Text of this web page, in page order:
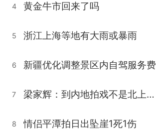
4 黄金牛市回来了吗
5 浙江上海等地有大雨或暴雨
6 新疆优化调整景区内自驾服务费
7 梁家辉：到内地拍戏不是北上是回归
8 情侣平潭拍日出坠崖1死1伤